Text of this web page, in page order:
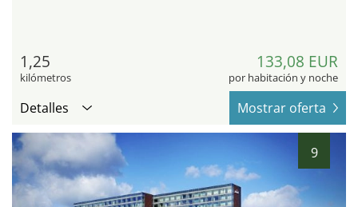
1,25
kilómetros
133,08 EUR
por habitación y noche
Detalles Mostrar oferta
9